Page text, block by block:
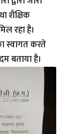
शैक्षिक
रहा है।
स्वागत करते
बताया है।